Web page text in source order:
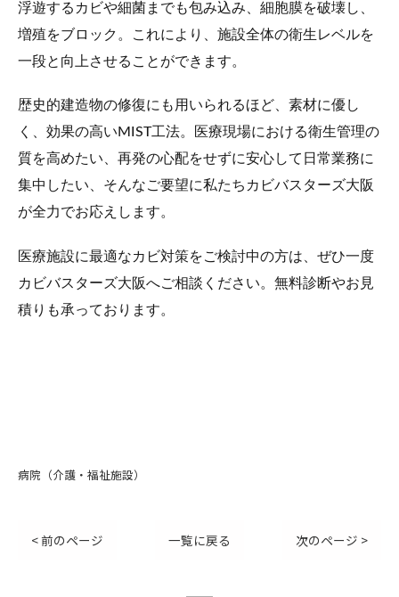
浮遊するカビや細菌までも包み込み、細胞膜を破壊し、
増殖をブロック。これにより、施設全体の衛生レベルを
一段と向上させることができます。
歴史的建造物の修復にも用いられるほど、素材に優し
く、効果の高いMIST工法。医療現場における衛生管理の
質を高めたい、再発の心配をせずに安心して日常業務に
集中したい、そんなご要望に私たちカビバスターズ大阪
が全力でお応えします。
医療施設に最適なカビ対策をご検討中の方は、ぜひ一度
カビバスターズ大阪へご相談ください。無料診断やお見
積りも承っております。
病院（介護・福祉施設）
< 前のページ 一覧に戻る 次のページ >